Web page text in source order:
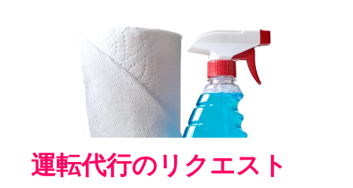
運転代行のリクエスト